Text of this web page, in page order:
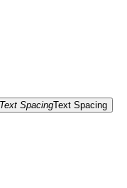
Text SpacingText Spacing